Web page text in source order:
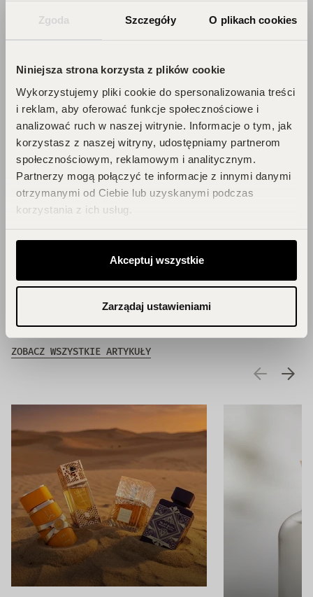
Zgoda Szczegóły O plikach cookies
Niniejsza strona korzysta z plików cookie
Wykorzystujemy pliki cookie do spersonalizowania treści
i reklam, aby oferować funkcje społecznościowe i
analizować ruch w naszej witrynie. Informacje o tym, jak
korzystasz z naszej witryny, udostępniamy partnerom
społecznościowym, reklamowym i analitycznym.
Partnerzy mogą połączyć te informacje z innymi danymi
otrzymanymi od Ciebie lub uzyskanymi podczas
korzystania z ich usług.
Akceptuj wszystkie
Zarządaj ustawieniami
wymarzonego flakonu. Czekają na
Ciebie zniżki i prezenty, których nie
odbieraj flakony!
DOŁĄCZ DO KLUBU!
Zainspiruj się!
ZOBACZ WSZYSTKIE ARTYKUŁY